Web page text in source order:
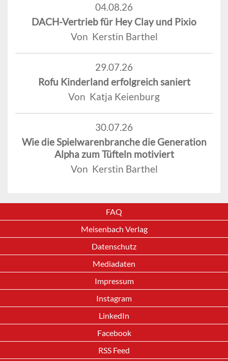
04.08.26
DACH-Vertrieb für Hey Clay und Pixio
Von Kerstin Barthel
29.07.26
Rofu Kinderland erfolgreich saniert
Von Katja Keienburg
30.07.26
Wie die Spielwarenbranche die Generation
Alpha zum Tüfteln motiviert
Von Kerstin Barthel
FAQ
Meisenbach Verlag
Datenschutz
Mediadaten
Impressum
Instagram
LinkedIn
Facebook
RSS Feed